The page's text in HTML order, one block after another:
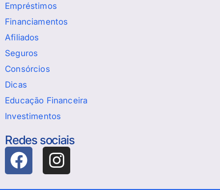
Empréstimos
Financiamentos
Afiliados
Seguros
Consórcios
Dicas
Educação Financeira
Investimentos
Redes sociais